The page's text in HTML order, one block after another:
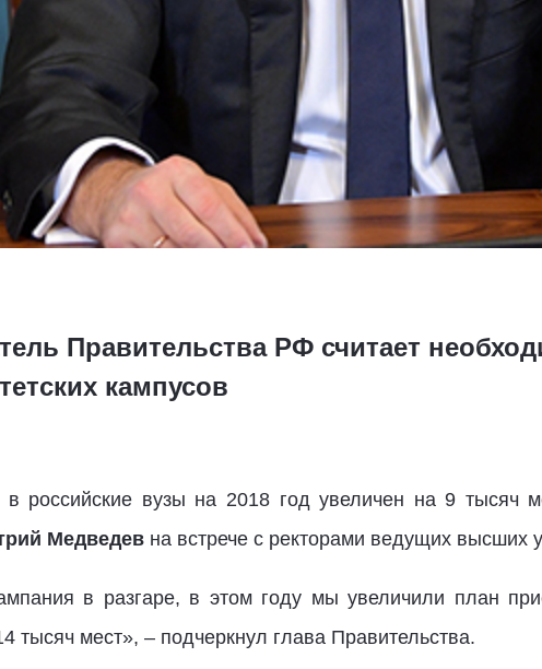
Правительства РФ считает
кампусов
российские вузы на 2018 год увеличен на 9 тысяч
Медведевна встрече с ректорами ведущих высших
в разгаре, в этом году мы увеличили план
тысяч мест», – подчеркнул глава Правительства.